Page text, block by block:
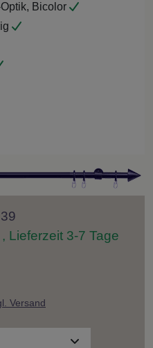
Bicolor
Lieferzeit 3-7 Tage
Versand